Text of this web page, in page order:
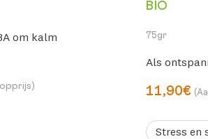
om kalm
BIO
75gr
Als
11,90€
Stress en